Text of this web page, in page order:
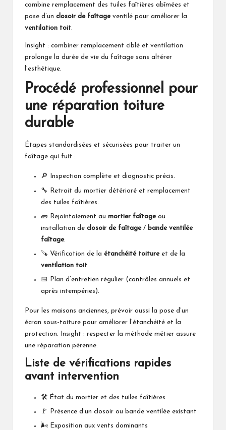
combine remplacement des tuiles faîtières abîmées et
pose d’un closoir de faîtageventilé pour améliorer la
ventilation toit.
Insight : combiner remplacement ciblé et ventilation
prolonge la durée de vie du faîtage sans altérer
l’esthétique.
Procédé professionnel pour
une réparation toiture
durable
Étapes standardisées et sécurisées pour traiter un
faîtage qui fuit :
🔎 Inspection complète et diagnostic précis.
🔧 Retrait du mortier détérioré et remplacement
des tuiles faîtières.
🧱 Rejointoiement au mortier faîtageou
installation de closoir de faîtage/ bande ventilée
faîtage.
🪚 Vérification de la étanchéité toitureet de la
ventilation toit.
📅 Plan d’entretien régulier (contrôles annuels et
après intempéries).
Pour les maisons anciennes, prévoir aussi la pose d’un
écran sous-toiture pour améliorer l’étanchéité et la
protection. Insight : respecter la méthode métier assure
une réparation pérenne.
Liste de vérifications rapides
avant intervention
🛠️ État du mortier et des tuiles faîtières
🚩 Présence d’un closoir ou bande ventilée existant
🌬️ Exposition aux vents dominants